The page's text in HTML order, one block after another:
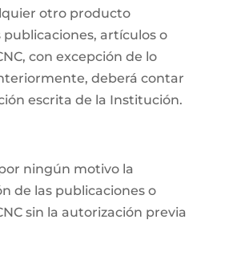
otro producto
publicaciones, artículos o
con excepción de lo
deberá contar
escrita de la Institución.
ningún motivo la
de las publicaciones o
sin la autorización previa